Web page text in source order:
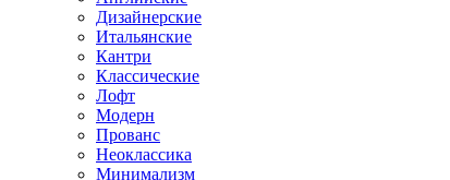
Дизайнерские
Итальянские
Кантри
Классические
Лофт
Модерн
Прованс
Неоклассика
Минимализм